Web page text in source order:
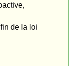
de la loi